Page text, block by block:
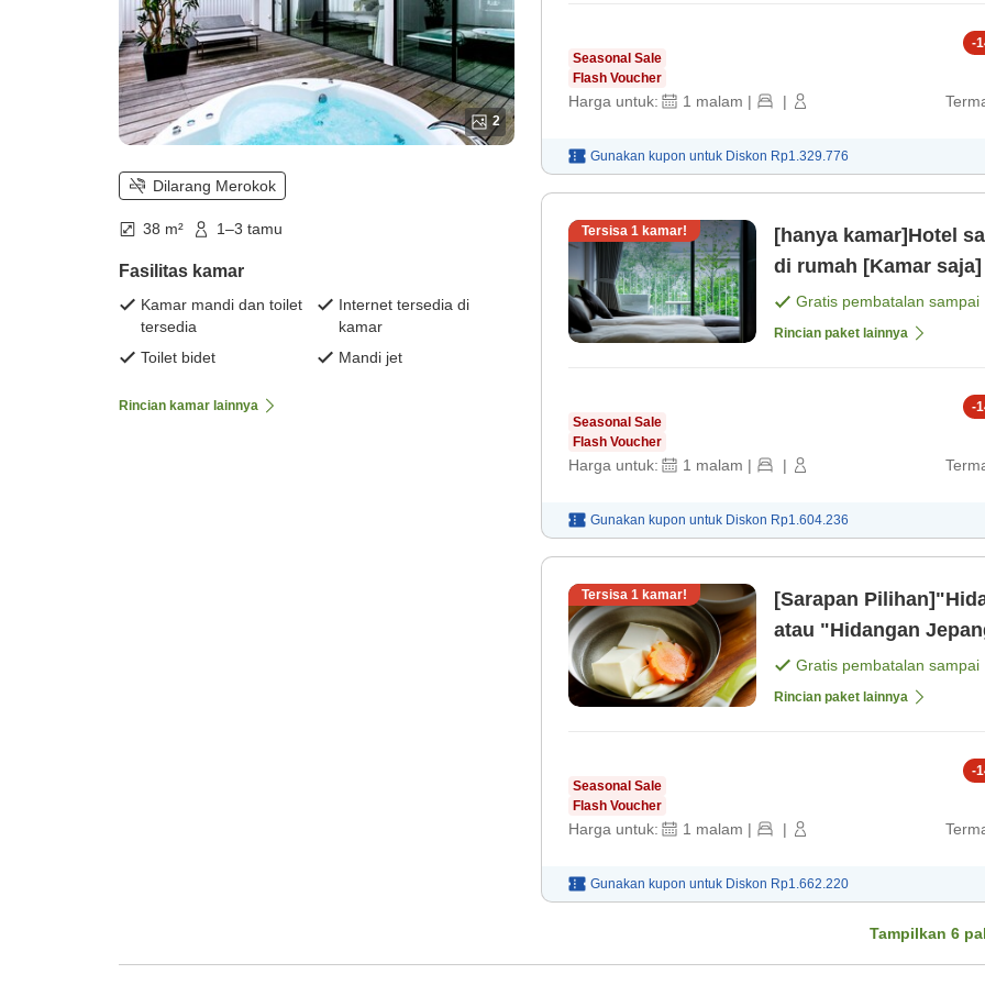
2
Dilarang Merokok
38 m² 1–3 tamu
Fasilitas kamar
Kamar mandi dan toilet
tersedia
Internet tersedia di
kamar
Toilet bidet
Mandi jet
Rincian kamar lainnya
Seasonal Sale
Flash Voucher
Harga untuk: 1 malam | |
-
Gunakan kupon untuk Diskon Rp1.329.776
Tersisa 1 kamar!
[hanya kamar]Hotel
di rumah [Kamar saja]
Gratis pembatalan sampai
Rincian paket lainnya
Seasonal Sale
Flash Voucher
Harga untuk: 1 malam | |
-
Gunakan kupon untuk Diskon Rp1.604.236
Tersisa 1 kamar!
[Sarapan
atau "Hidangan
Gratis pembatalan sampai
Rincian paket lainnya
Seasonal Sale
Flash Voucher
Harga untuk: 1 malam | |
-
Gunakan kupon untuk Diskon Rp1.662.220
Tampilkan 6